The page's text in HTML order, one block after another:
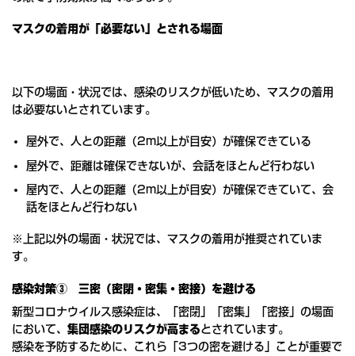
マスクの着用が「必要ない」とされる場面
以下の場面・状況では、感染のリスクが低いため、マスクの着用
は必要ないとされています。
屋外で、人との距離（2m以上が目安）が確保できている
屋外で、距離は確保できないが、会話をほとんど行わない
屋内で、人との距離（2m以上が目安）が確保できていて、会
話をほとんど行わない
※上記以外の場面・状況では、マスクの着用が推奨されていま
す。
感染対策③ 三密（密閉・密集・密接）を避ける
新型コロナウイルス感染症は、「密閉」「密集」「密接」の場面
において、 集団感染のリスクが高まるとされています。
感染を予防するために、これら「3つの密を避ける」ことが重要で